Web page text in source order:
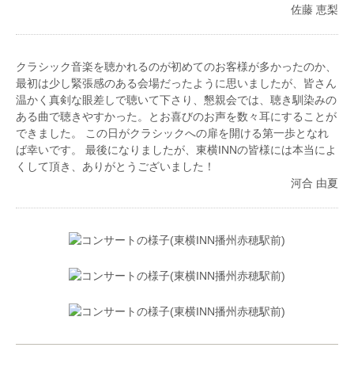
佐藤 恵梨
クラシック音楽を聴かれるのが初めてのお客様が多かったのか、
最初は少し緊張感のある会場だったように思いましたが、皆さん
温かく真剣な眼差しで聴いて下さり、懇親会では、聴き馴染みの
ある曲で聴きやすかった。とお喜びのお声を数々耳にすることが
できました。 この日がクラシックへの扉を開ける第一歩となれ
ば幸いです。 最後になりましたが、東横INNの皆様には本当によ
くして頂き、ありがとうございました！
河合 由夏